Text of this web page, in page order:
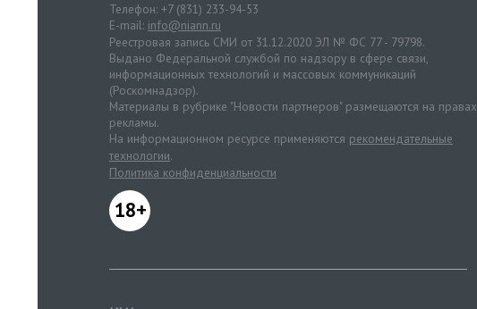
Телефон: +7 (831) 233-94-53
E-mail: info@niann.ru
Реестровая запись СМИ от 31.12.2020 ЭЛ № ФС 77 - 79798.
Выдано Федеральной службой по надзору в сфере связи,
информационных технологий и массовых коммуникаций
(Роскомнадзор).
Материалы в рубрике "Новости партнеров" размещаются на правах
рекламы.
На информационном ресурсе применяются рекомендательные
технологии.
Политика конфиденциальности
18+